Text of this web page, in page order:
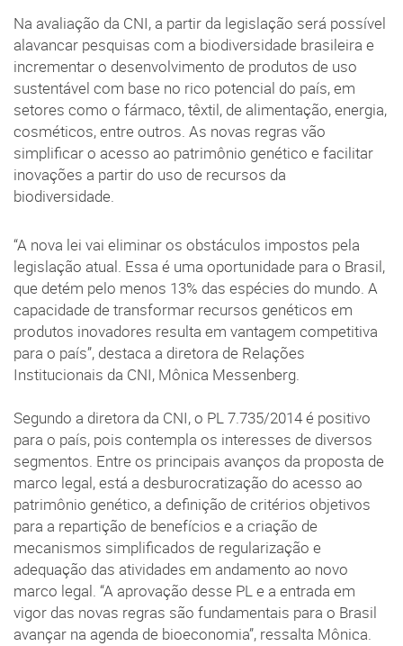
Na avaliação da CNI, a partir da legislação será possível
alavancar pesquisas com a biodiversidade brasileira e
incrementar o desenvolvimento de produtos de uso
sustentável com base no rico potencial do país, em
setores como o fármaco, têxtil, de alimentação, energia,
cosméticos, entre outros. As novas regras vão
simplificar o acesso ao patrimônio genético e facilitar
inovações a partir do uso de recursos da
biodiversidade.
“A nova lei vai eliminar os obstáculos impostos pela
legislação atual. Essa é uma oportunidade para o Brasil,
que detém pelo menos 13% das espécies do mundo. A
capacidade de transformar recursos genéticos em
produtos inovadores resulta em vantagem competitiva
para o país”, destaca a diretora de Relações
Institucionais da CNI, Mônica Messenberg.
Segundo a diretora da CNI, o PL 7.735/2014 é positivo
para o país, pois contempla os interesses de diversos
segmentos. Entre os principais avanços da proposta de
marco legal, está a desburocratização do acesso ao
patrimônio genético, a definição de critérios objetivos
para a repartição de benefícios e a criação de
mecanismos simplificados de regularização e
adequação das atividades em andamento ao novo
marco legal. “A aprovação desse PL e a entrada em
vigor das novas regras são fundamentais para o Brasil
avançar na agenda de bioeconomia”, ressalta Mônica.